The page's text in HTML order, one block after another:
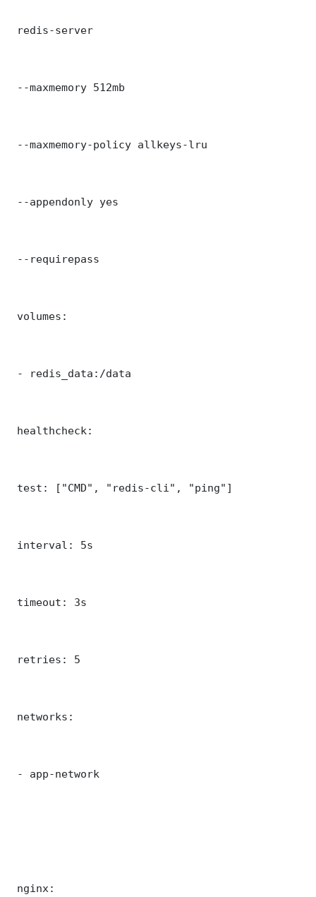
redis-server
--maxmemory 512mb
--maxmemory-policy allkeys-lru
--appendonly yes
--requirepass
volumes:
- redis_data:/data
healthcheck:
test: ["CMD", "redis-cli", "ping"]
interval: 5s
timeout: 3s
retries: 5
networks:
- app-network
nginx: